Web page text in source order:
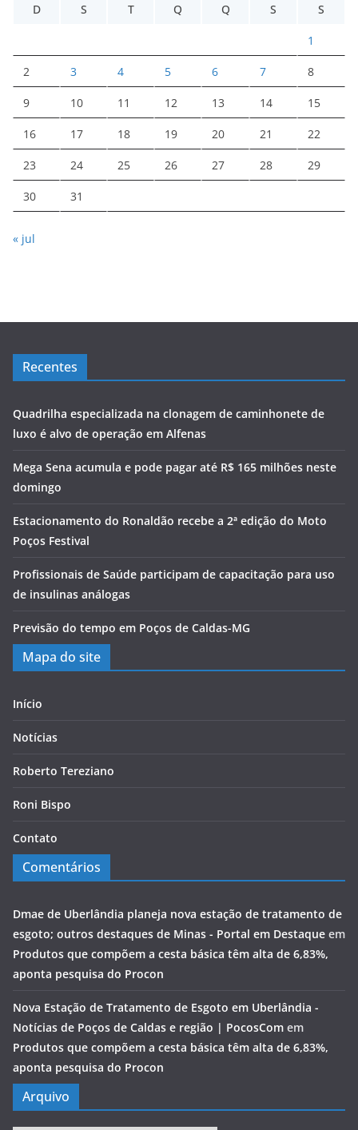
D
S T Q Q S S
1
2 3 4 5 6 7 8
9 10 11 12 13 14 15
16 17 18 19 20 21 22
23 24 25 26 27 28 29
30 31
« jul
Recentes
Quadrilha especializada na clonagem de caminhonete de
luxo é alvo de operação em Alfenas
Mega Sena acumula e pode pagar até R$ 165 milhões neste
domingo
Estacionamento do Ronaldão recebe a 2ª edição do Moto
Poços Festival
Profissionais de Saúde participam de capacitação para uso
de insulinas análogas
Previsão do tempo em Poços de Caldas-MG
Mapa do site
Início
Notícias
Roberto Tereziano
Roni Bispo
Contato
Comentários
Dmae de Uberlândia planeja nova estação de tratamento de
esgoto; outros destaques de Minas - Portal em Destaque em
Produtos que compõem a cesta básica têm alta de 6,83%,
aponta pesquisa do Procon
Nova Estação de Tratamento de Esgoto em Uberlândia -
Notícias de Poços de Caldas e região | PocosCom em
Produtos que compõem a cesta básica têm alta de 6,83%,
aponta pesquisa do Procon
Arquivo